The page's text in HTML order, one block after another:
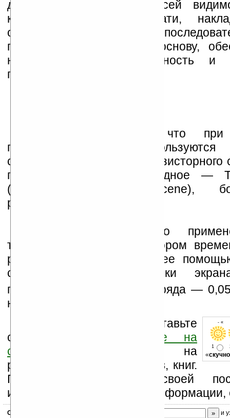
для транзисторов), по всей
концентрации. При печати,
органики в определенной
получаем искомую OTFT-основу,
низкий вольтаж, мобильность и
показатель отклика.
Остается добавить, что при
проводящего слоя используются
серебра, а для печати
пентацен, а его производное —
(triisopropylsilylethynyl-pentacene),
растворимый в жидкостях.
Ученые заявили, что
технологии позволит в скором
размер OTFT-дисплея. С ее
следующие характеристики
подвижности носителей заряда —
напряжения – 6 В.
- «
1
«скучно
Оцените новость и оставьте
свой комментарий
ниже на
странице
на
рассылку новостей, файлов, книг.
Поддержите Ладошки своей
изучением коммерческой
Скоро
и